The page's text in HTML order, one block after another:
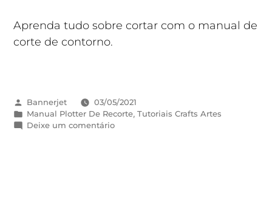
Aprenda tudo sobre cortar com o manual de
corte de contorno.
Bannerjet
03/05/2021
Manual Plotter De Recorte,Tutoriais Crafts Artes
Deixe um comentário